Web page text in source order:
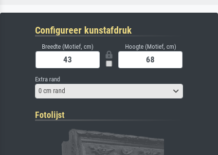
Configureer kunstafdruk
Breedte (Motief, cm) Hoogte (Motief, cm)
Extra rand
0 cm rand
Fotolijst